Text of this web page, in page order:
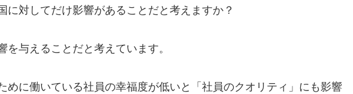
に対してだけ影響があることだと考えますか？
を与えることだと考えています。
めに働いている社員の幸福度が低いと「社員のクオリティ」にも影響